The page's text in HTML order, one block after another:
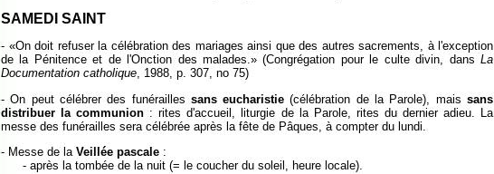
SAMEDI SAINT
- «On doit refuser la célébration des mariages ainsi que des autres sacrements, à l'exception
de la Pénitence et de l'Onction des malades.» (Congrégation pour le culte divin, dans La
Documentation catholique, 1988, p. 307, no 75)
- On peut célébrer des funérailles sans eucharistie (célébration de la Parole), maissans
distribuer la communion : rites d'accueil, liturgie de la Parole, rites du dernier adieu. La
messe des funérailles sera célébrée après la fête de Pâques, à compter du lundi.
- Messe de la Veillée pascale :
- après la tombée de la nuit (= le coucher du soleil, heure locale).